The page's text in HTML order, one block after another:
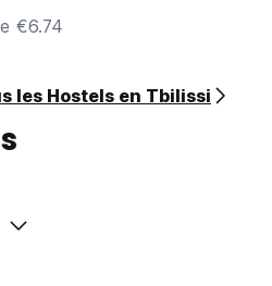
€6.74
les Hostels en Tbilissi